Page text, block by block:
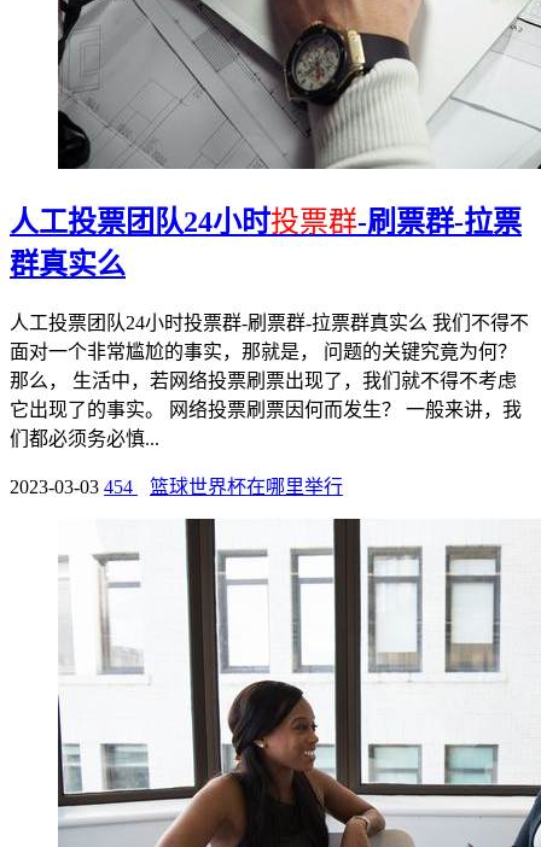
人工投票团队24小时投票群-刷票群-拉票
群真实么
人工投票团队24小时投票群-刷票群-拉票群真实么 我们不得不
面对一个非常尴尬的事实，那就是， 问题的关键究竟为何？
那么， 生活中，若网络投票刷票出现了，我们就不得不考虑
它出现了的事实。 网络投票刷票因何而发生？ 一般来讲，我
们都必须务必慎...
2023-03-03 454 篮球世界杯在哪里举行